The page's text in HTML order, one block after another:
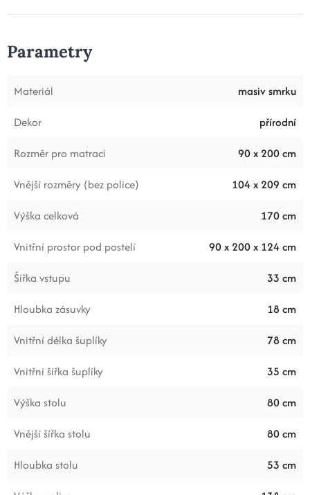
Parametry
Materiál
masiv smrku
Dekor
přírodní
Rozměr pro matraci
90 x 200 cm
Vnější rozměry (bez police)
104 x 209 cm
Výška celková
170 cm
Vnitřní prostor pod postelí
90 x 200 x 124 cm
Šířka vstupu
33 cm
Hloubka zásuvky
18 cm
Vnitřní délka šuplíky
78 cm
Vnitřní šířka šuplíky
35 cm
Výška stolu
80 cm
Vnější šířka stolu
80 cm
Hloubka stolu
53 cm